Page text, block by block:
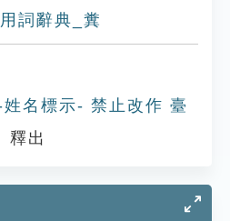
詞辭典_糞
名標示- 禁止改作 臺
釋出